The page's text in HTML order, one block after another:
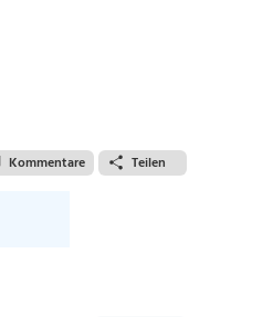
Kommentare Teilen